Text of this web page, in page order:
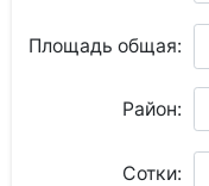
Площадь общая:
Район:
Сотки: